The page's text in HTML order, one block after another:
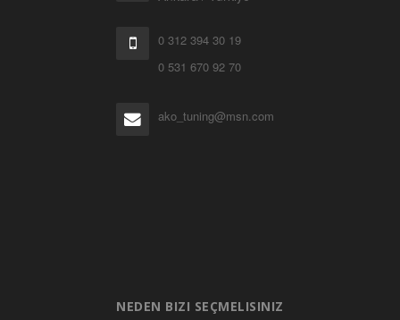
0 312 394 30 19
0 531 670 92 70
ako_tuning@msn.com
NEDEN BIZI SEÇMELISINIZ